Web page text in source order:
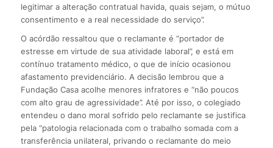
legitimar a alteração contratual havida, quais sejam, o mútuo
consentimento e a real necessidade do serviço”.
O acórdão ressaltou que o reclamante é “portador de
estresse em virtude de sua atividade laboral”, e está em
contínuo tratamento médico, o que de início ocasionou
afastamento previdenciário. A decisão lembrou que a
Fundação Casa acolhe menores infratores e “não poucos
com alto grau de agressividade”. Até por isso, o colegiado
entendeu o dano moral sofrido pelo reclamante se justifica
pela “patologia relacionada com o trabalho somada com a
transferência unilateral, privando o reclamante do meio